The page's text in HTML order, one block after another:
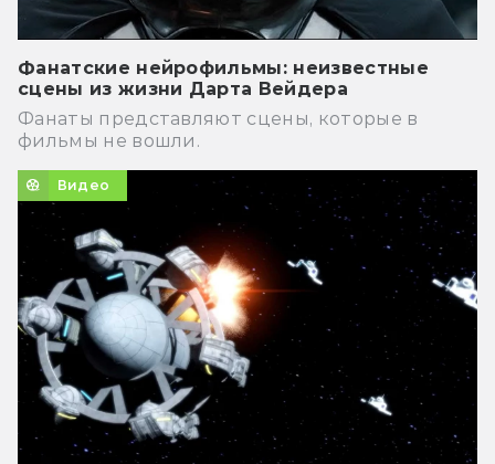
Фанатские нейрофильмы: неизвестные
сцены из жизни Дарта Вейдера
Фанаты представляют сцены, которые в
фильмы не вошли.
Видео